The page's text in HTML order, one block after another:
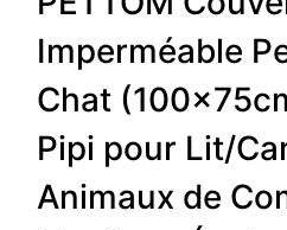
Imperméable
Chat
Pipi pour Lit/
Animaux de